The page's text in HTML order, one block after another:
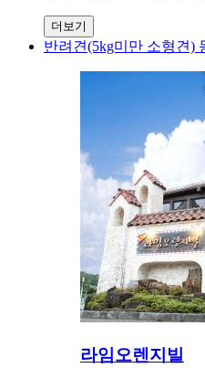
더보기
반려견(5kg미만 소형견)
라임오렌지빌